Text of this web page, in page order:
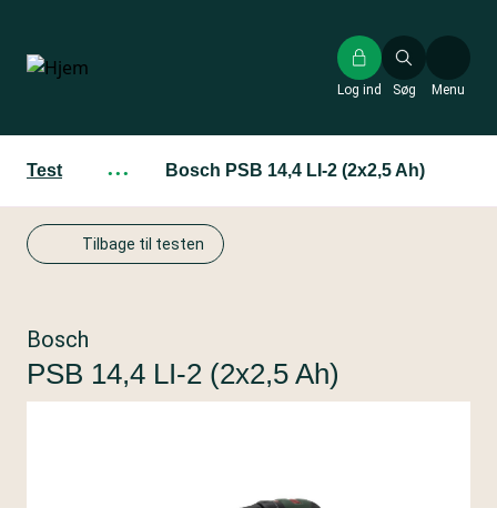
hovedindhold
Søg
Log ind Menu
Test ··· Bosch PSB 14,4 LI-2 (2x2,5 Ah)
Tilbage til testen
Bosch
PSB 14,4 LI-2 (2x2,5 Ah)